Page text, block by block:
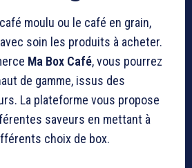
moulu ou le café en grain,
soin les produits à acheter.
Ma Box Café, vous pourrez
de gamme, issus des
La plateforme vous propose
saveurs en mettant à
choix de box.